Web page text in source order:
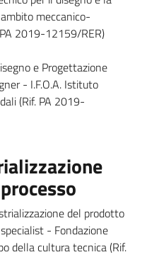
meccanico-
2019-12159/RER)
e Progettazione
- I.F.O.A. Istituto
(Rif. PA 2019-
del prodotto
- Fondazione
della cultura tecnica (Rif.